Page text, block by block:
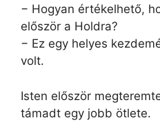
− Hogyan értékelhető,
először a Holdra?
− Ez egy helyes
volt.
Isten először
támadt egy jobb ötlete.